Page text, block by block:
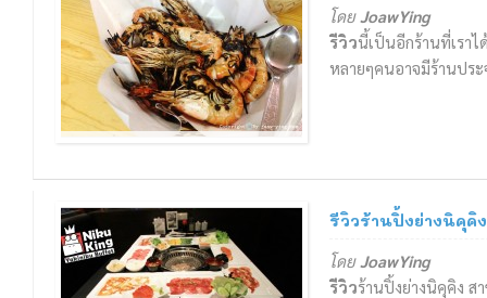
โดยJoawYing
รีวิวนี้เป็นอีกร้านที่เรา
หลายๆคนอาจมีร้านปร
รีวิวร้านปิ้งย่างนิคุคิ
โดยJoawYing
รีวิวร้านปิ้งย่างนิคุคิง ส